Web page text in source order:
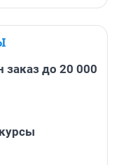
заказ до 20 000